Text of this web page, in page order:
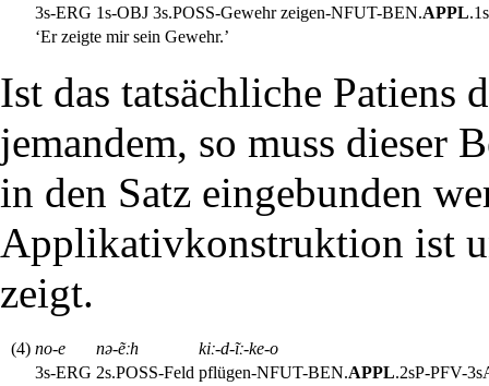
3s-ERG 1s-OBJ 3s.POSS-Gewehr zeigen-NFUT-BEN.APPL.1s
‘Er zeigte mir sein Gewehr.’
Ist das tatsächliche Patiens
jemandem, so muss dieser
in den Satz eingebunden
Applikativkonstruktion ist
zeigt.
(4) no-e nə-ẽːh
kiː-d-ĩː-ke-o
3s-ERG 2s.POSS-Feld pflügen-NFUT-BEN.APPL.2sP-PFV-